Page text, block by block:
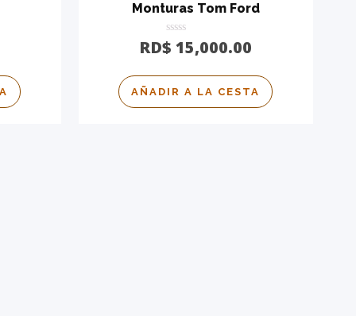
Monturas Tom Ford
Calificado
0
5
RD$ 15,000.00
AÑADIR A LA CESTA